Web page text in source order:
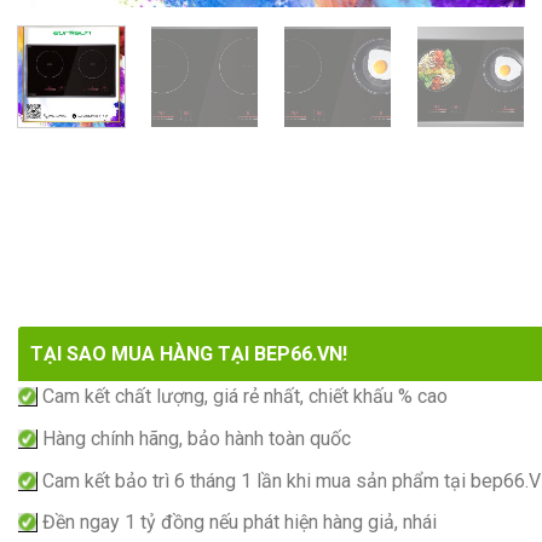
TẠI SAO MUA HÀNG TẠI BEP66.VN!
Cam kết chất lượng, giá rẻ nhất, chiết khấu % cao
Hàng chính hãng, bảo hành toàn quốc
Cam kết bảo trì 6 tháng 1 lần khi mua sản phẩm tại
Đền ngay 1 tỷ đồng nếu phát hiện hàng giả, nhái